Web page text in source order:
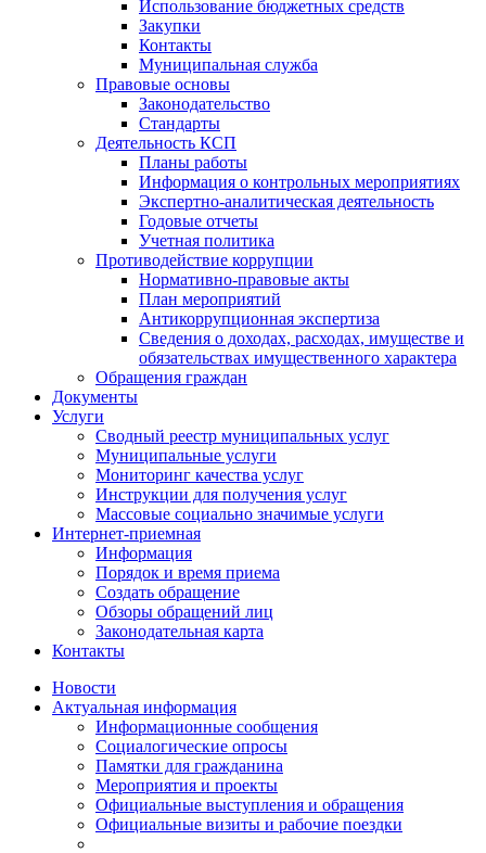
Использование бюджетных средств
Закупки
Контакты
Муниципальная служба
Правовые основы
Законодательство
Стандарты
Деятельность КСП
Планы работы
Информация о контрольных мероприятиях
Экспертно-аналитическая деятельность
Годовые отчеты
Учетная политика
Противодействие коррупции
Нормативно-правовые акты
План мероприятий
Антикоррупционная экспертиза
Сведения о доходах, расходах, имуществе и
обязательствах имущественного характера
Обращения граждан
Документы
Услуги
Сводный реестр муниципальных услуг
Муниципальные услуги
Мониторинг качества услуг
Инструкции для получения услуг
Массовые социально значимые услуги
Интернет-приемная
Информация
Порядок и время приема
Создать обращение
Обзоры обращений лиц
Законодательная карта
Контакты
Новости
Актуальная информация
Информационные сообщения
Социалогические опросы
Памятки для гражданина
Мероприятия и проекты
Официальные выступления и обращения
Официальные визиты и рабочие поездки